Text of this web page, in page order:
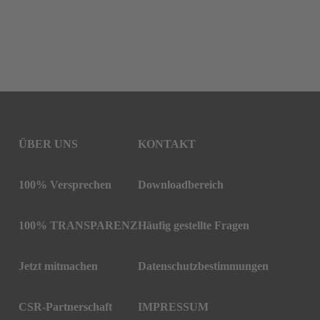
ÜBER UNS
100% Versprechen
100% TRANSPARENZ
Jetzt mitmachen
CSR-Partnerschaft
KONTAKT
Downloadbereich
Häufig gestellte Fragen
Datenschutzbestimmungen
IMPRESSUM